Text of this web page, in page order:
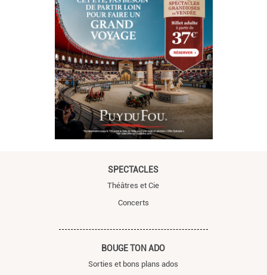
SPECTACLES
Théâtres et Cie
Concerts
BOUGE TON ADO
Sorties et bons plans ados